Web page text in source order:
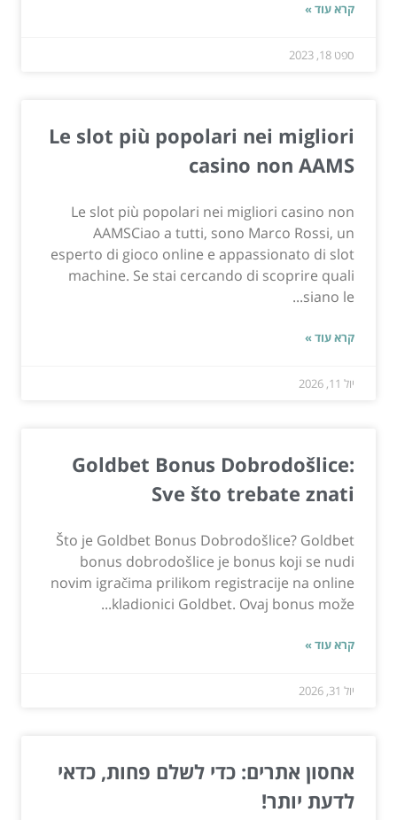
קרא עוד »
ספט 18, 2023
Le slot più popolari nei migliori
casino non AAMS
Le slot più popolari nei migliori casino non
AAMSCiao a tutti, sono Marco Rossi, un
esperto di gioco online e appassionato di slot
machine. Se stai cercando di scoprire quali
siano le...
קרא עוד »
יול 11, 2026
Goldbet Bonus Dobrodošlice:
Sve što trebate znati
Što je Goldbet Bonus Dobrodošlice? Goldbet
bonus dobrodošlice je bonus koji se nudi
novim igračima prilikom registracije na online
kladionici Goldbet. Ovaj bonus može...
קרא עוד »
יול 31, 2026
אחסון אתרים: כדי לשלם פחות, כדאי
לדעת יותר!